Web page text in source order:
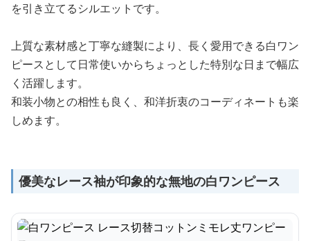
を引き立てるシルエットです。
上質な素材感と丁寧な縫製により、長く愛用できる白ワン
ピースとして日常使いからちょっとした特別な日まで幅広
く活躍します。
和装小物との相性も良く、和洋折衷のコーディネートも楽
しめます。
優美なレース袖が印象的な無地の白ワンピース